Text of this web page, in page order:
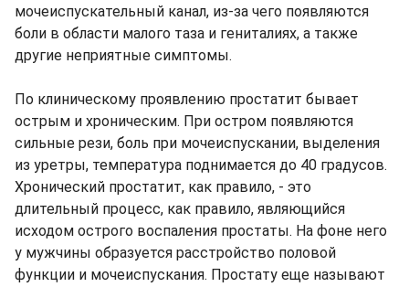
мочеиспускательный канал, из-за чего появляются
боли в области малого таза и гениталиях, а также
другие неприятные симптомы.
По клиническому проявлению простатит бывает
острым и хроническим. При остром появляются
сильные рези, боль при мочеиспускании, выделения
из уретры, температура поднимается до 40 градусов.
Хронический простатит, как правило, - это
длительный процесс, как правило, являющийся
исходом острого воспаления простаты. На фоне него
у мужчины образуется расстройство половой
функции и мочеиспускания. Простату еще называют